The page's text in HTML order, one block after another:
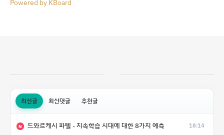
Powered by KBoard
최신글 최신댓글 추천글
N 드와르케시 파텔 - 지속학습 시대에 대한 8가지 예측 18:14